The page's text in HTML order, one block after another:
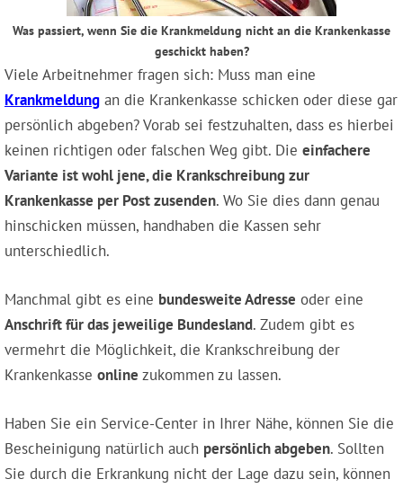
Was passiert, wenn Sie die Krankmeldung nicht an die Krankenkasse
geschickt haben?
Viele Arbeitnehmer fragen sich: Muss man eine
Krankmeldung an die Krankenkasse schicken oder diese gar
persönlich abgeben? Vorab sei festzuhalten, dass es hierbei
keinen richtigen oder falschen Weg gibt. Die einfachere
Variante ist wohl jene, die Krankschreibung zur
Krankenkasse per Post zusenden. Wo Sie dies dann genau
hinschicken müssen, handhaben die Kassen sehr
unterschiedlich.
Manchmal gibt es eine bundesweite Adresse oder eine
Anschrift für das jeweilige Bundesland. Zudem gibt es
vermehrt die Möglichkeit, die Krankschreibung der
Krankenkasse online zukommen zu lassen.
Haben Sie ein Service-Center in Ihrer Nähe, können Sie die
Bescheinigung natürlich auch persönlich abgeben. Sollten
Sie durch die Erkrankung nicht der Lage dazu sein, können